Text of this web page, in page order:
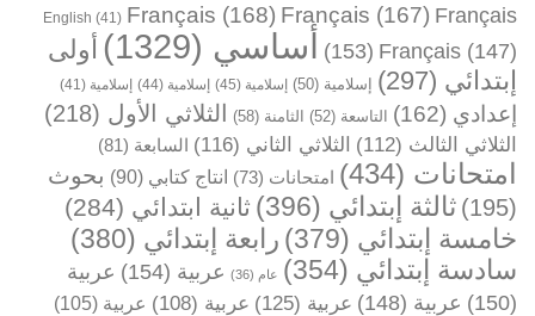
English (41) Français (168) Français (167) Français
(153) Français (147) أساسي (1329)
أولى
إبتدائي (297) إسلامية (50) إسلامية (45) إسلامية (44) إسلامية (41)
إعدادي (162) التاسعة (52) الثامنة (58) الثلاثي الأول (218)
الثلاثي الثالث (112) الثلاثي الثاني (116) السابعة (81)
امتحانات (434) امتحانات (73) انتاج كتابي (90)
بحوث
(195)
ثالثة إبتدائي (396) ثانية ابتدائي (284)
خامسة إبتدائي (379) رابعة إبتدائي (380)
سادسة إبتدائي (354) عام (36) عربية (154)
عربية
(150)
عربية (148) عربية (125) عربية (108) عربية (105)